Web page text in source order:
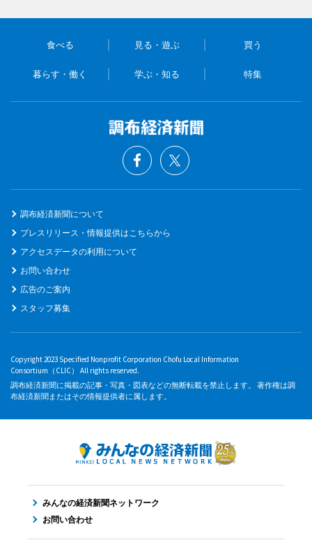
食べる 見る・遊ぶ 買う
暮らす・働く 学ぶ・知る 特集
調布経済新聞について
プレスリリース・情報提供はこちらから
アクセスデータの利用について
お問い合わせ
広告のご案内
スタッフ募集
Copyright 2023 Specified Nonprofit Corporation Chofu Local Information
Consortium（CLIC） All rights reserved.
調布経済新聞に掲載の記事・写真・図表などの無断転載を禁止します。 著作権は調
布経済新聞またはその情報提供者に属します。
みんなの経済新聞ネットワーク
お問い合わせ